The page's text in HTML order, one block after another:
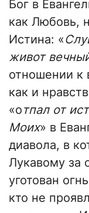
Бог в
как Любовь,
Истина: «
живот
отношении к
как и
«отпал от
Моих» в
диавола, в
Лукавому за
уготован
кто не